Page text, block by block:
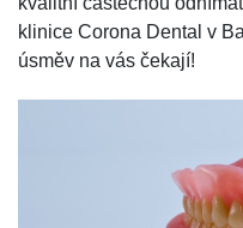
klinice Corona Dental v
úsměv na vás čekají!